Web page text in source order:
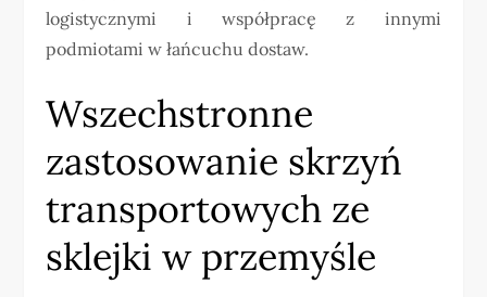
logistycznymi i współpracę z innymi
podmiotami w łańcuchu dostaw.
Wszechstronne
zastosowanie skrzyń
transportowych ze
sklejki w przemyśle